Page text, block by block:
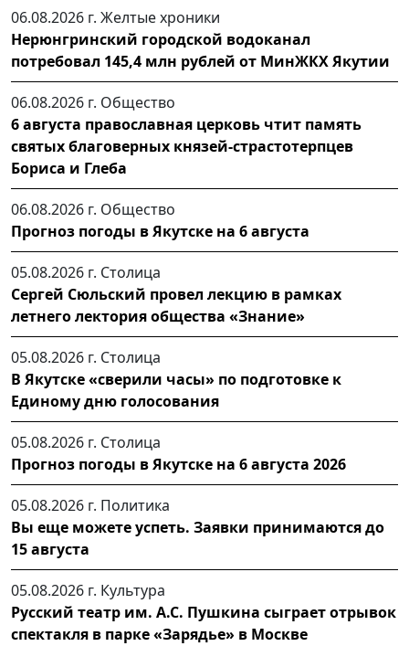
06.08.2026 г. Желтые хроники
Нерюнгринский городской водоканал
потребовал 145,4 млн рублей от МинЖКХ Якутии
06.08.2026 г. Общество
6 августа православная церковь чтит память
святых благоверных князей-страстотерпцев
Бориса и Глеба
06.08.2026 г. Общество
Прогноз погоды в Якутске на 6 августа
05.08.2026 г. Столица
Сергей Сюльский провел лекцию в рамках
летнего лектория общества «Знание»
05.08.2026 г. Столица
В Якутске «сверили часы» по подготовке к
Единому дню голосования
05.08.2026 г. Столица
Прогноз погоды в Якутске на 6 августа 2026
05.08.2026 г. Политика
Вы еще можете успеть. Заявки принимаются до
15 августа
05.08.2026 г. Культура
Русский театр им. А.С. Пушкина сыграет отрывок
спектакля в парке «Зарядье» в Москве